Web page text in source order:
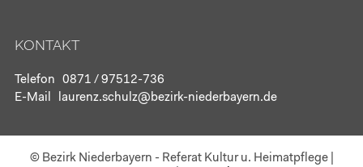
KONTAKT
Telefon 0871 / 97512-736
E-Mail
laurenz.schulz@bezirk-niederbayern.de
© Bezirk Niederbayern - Referat Kultur u. Heimatpflege|